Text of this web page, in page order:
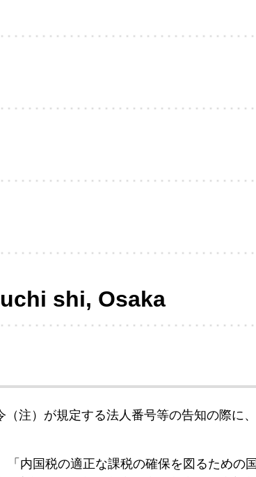
shi, Osaka
注）が規定する法人番号等の告知の際に
「内国税の適正な課税の確保を図るための